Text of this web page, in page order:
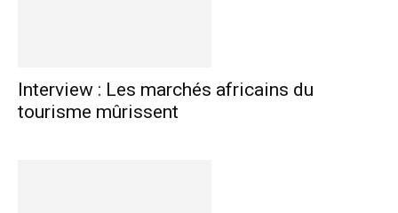
Interview : Les marchés africains du
tourisme mûrissent